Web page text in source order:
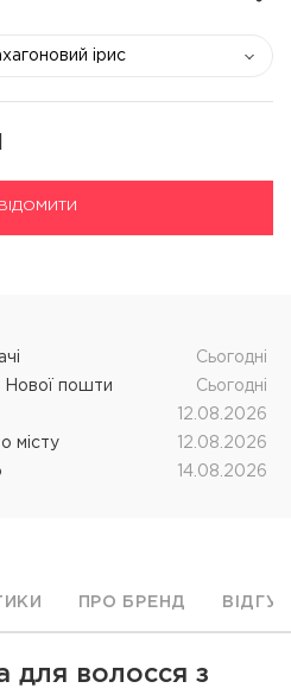
ірис
Cьогодні
Нової пошти
Cьогодні
12.08.2026
місту
12.08.2026
14.08.2026
ПРО БРЕНД
для волосся з